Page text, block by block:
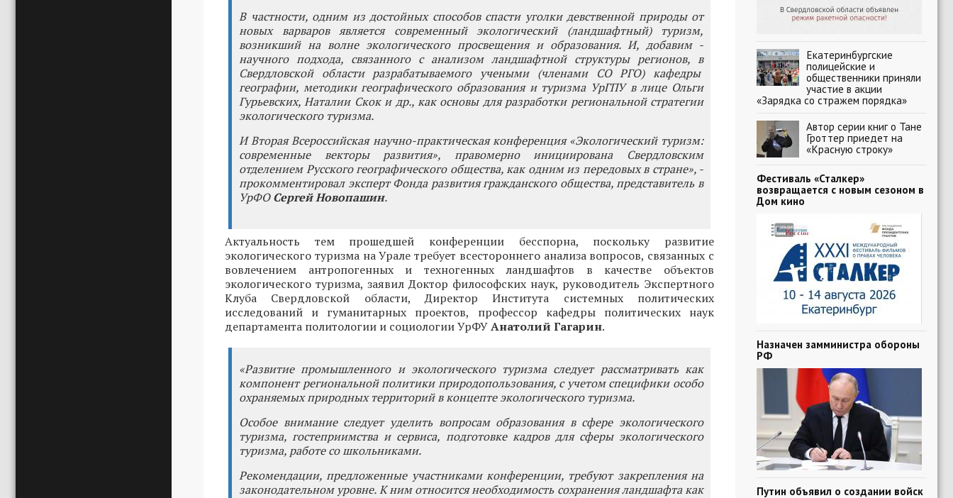
В частности, одним из достойных способов спасти уголки девственной природы от
новых варваров является современный экологический (ландшафтный) туризм,
возникший на волне экологического просвещения и образования. И, добавим -
научного подхода, связанного с анализом ландшафтной структуры регионов, в
Свердловской области разрабатываемого учеными (членами СО РГО) кафедры
географии, методики географического образования и туризма УрГПУ в лице Ольги
Гурьевских, Наталии Скок и др., как основы для разработки региональной стратегии
экологического туризма.
И Вторая Всероссийская научно-практическая конференция «Экологический туризм:
современные векторы развития», правомерно инициирована Свердловским
отделением Русского географического общества, как одним из передовых в стране», -
прокомментировал эксперт Фонда развития гражданского общества, представитель в
УрФОСергей Новопашин.
Актуальность тем прошедшей конференции бесспорна, поскольку развитие
экологического туризма на Урале требует всестороннего анализа вопросов, связанных с
вовлечением антропогенных и техногенных ландшафтов в качестве объектов
экологического туризма, заявил Доктор философских наук, руководитель Экспертного
Клуба Свердловской области, Директор Института системных политических
исследований и гуманитарных проектов, профессор кафедры политических наук
департамента политологии и социологии УрФУАнатолий Гагарин.
«Развитие промышленного и экологического туризма следует рассматривать как
компонент региональной политики природопользования, с учетом специфики особо
охраняемых природных территорий в концепте экологического туризма.
Особое внимание следует уделить вопросам образования в сфере экологического
туризма, гостеприимства и сервиса, подготовке кадров для сферы экологического
туризма, работе со школьниками.
Рекомендации, предложенные участниками конференции, требуют закрепления на
законодательном уровне. К ним относится необходимость сохранения ландшафта как
Екатеринбургские
полицейские и
общественники приняли
участие в акции
«Зарядка со стражем порядка»
Автор серии книг о Тане
Гроттер приедет на
«Красную строку»
Фестиваль «Сталкер»
возвращается с новым сезоном в
Дом кино
Назначен замминистра обороны
РФ
Путин объявил о создании войск